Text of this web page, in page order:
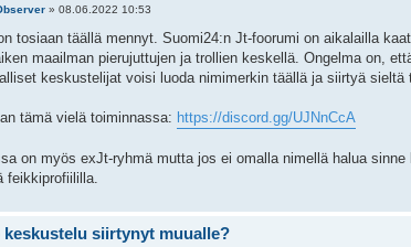
» 08.06.2022 10:53
tosiaan täällä mennyt. Suomi24:n Jt-foorumi on aikalailla
maailman pierujuttujen ja trollien keskellä. Ongelma on,
keskustelijat voisi luoda nimimerkin täällä ja siirtyä sieltä
tämä vielä toiminnassa: https://discord.gg/UJNnCcA
on myös exJt-ryhmä mutta jos ei omalla nimellä halua
feikkiprofiililla.
keskustelu siirtynyt muualle?